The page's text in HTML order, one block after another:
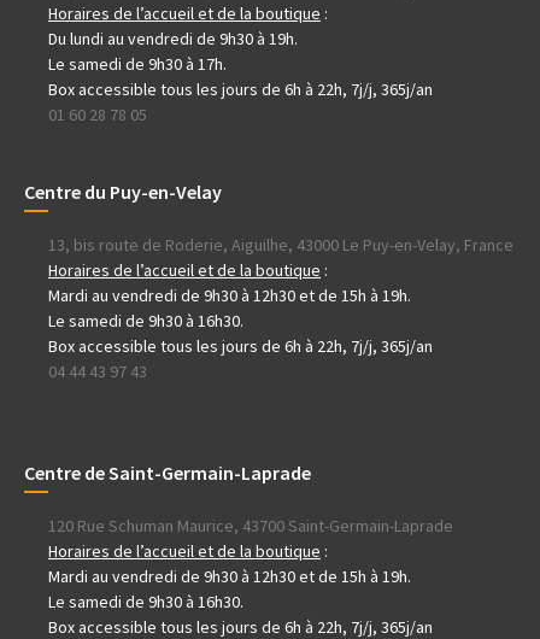
Horaires de l’accueil et de la boutique :
Du lundi au vendredi de 9h30 à 19h.
Le samedi de 9h30 à 17h.
Box accessible tous les jours de 6h à 22h, 7j/j, 365j/an
01 60 28 78 05
Centre du Puy-en-Velay
13, bis route de Roderie, Aiguilhe, 43000 Le Puy-en-Velay, France
Horaires de l’accueil et de la boutique :
Mardi au vendredi de 9h30 à 12h30 et de 15h à 19h.
Le samedi de 9h30 à 16h30.
Box accessible tous les jours de 6h à 22h, 7j/j, 365j/an
04 44 43 97 43
Centre de Saint-Germain-Laprade
120 Rue Schuman Maurice, 43700 Saint-Germain-Laprade
Horaires de l’accueil et de la boutique :
Mardi au vendredi de 9h30 à 12h30 et de 15h à 19h.
Le samedi de 9h30 à 16h30.
Box accessible tous les jours de 6h à 22h, 7j/j, 365j/an